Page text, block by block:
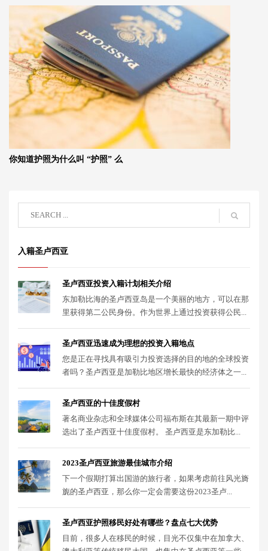
你知道护照为什么叫 “护照” 么
入籍圣卢西亚
圣卢西亚投资入籍计划相关介绍
东加勒比海的圣卢西亚岛是一个美丽的地方，可以在那
里获得第二公民身份。作为世界上通过投资获得公民...
圣卢西亚迅速成为理想的投资入籍地点
您是正在寻找具有吸引力投资选择的目的地的全球投资
者吗？圣卢西亚是加勒比地区增长最快的经济体之一...
圣卢西亚的十佳度假村
著名商业杂志和全球媒体公司福布斯在其最新一期中评
选出了圣卢西亚十佳度假村。 圣卢西亚是东加勒比...
2023圣卢西亚旅游最佳城市介绍
下一个假期打算出国游的旅行者，如果考虑前往风光旖
旎的圣卢西亚，那么你一定会需要这份2023圣卢...
圣卢西亚护照移民好处有哪些？盘点七大优势
目前，很多人在移民的时候，目光不仅集中在加拿大、